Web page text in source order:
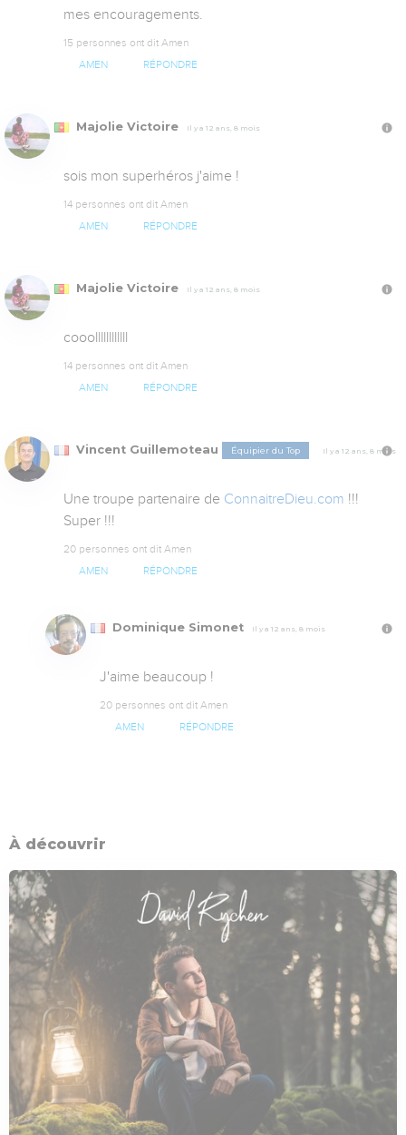
mes encouragements.
15 personnes ont dit Amen
AMEN RÉPONDRE
Majolie Victoire Il y a 12 ans, 8 mois
sois mon superhéros j'aime !
14 personnes ont dit Amen
AMEN RÉPONDRE
Majolie Victoire Il y a 12 ans, 8 mois
cooollllllllllll
14 personnes ont dit Amen
AMEN RÉPONDRE
Vincent Guillemoteau Équipier du Top Il y a 12 ans, 8 mois
Une troupe partenaire de ConnaitreDieu.com !!!
Super !!!
20 personnes ont dit Amen
AMEN RÉPONDRE
Dominique Simonet Il y a 12 ans, 8 mois
J'aime beaucoup !
20 personnes ont dit Amen
AMEN RÉPONDRE
À découvrir